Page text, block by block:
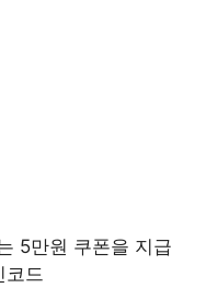
5만원 쿠폰을 지급
코드